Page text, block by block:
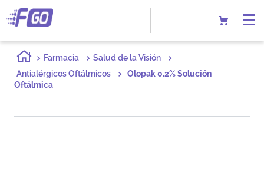
Farmacia
Salud de la Visión
Antialérgicos Oftálmicos
Olopak 0.2% Solución
Oftálmica